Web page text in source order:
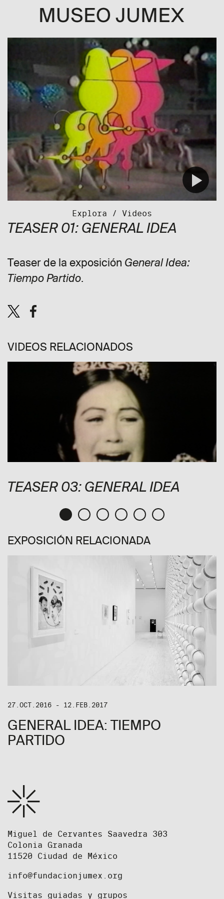
Explora / Videos
TEASER 01: GENERAL IDEA
Teaser de la exposición General Idea:
Tiempo Partido.
VIDEOS RELACIONADOS
TEASER 03: GENERAL IDEA
EXPOSICIÓN RELACIONADA
27.OCT.2016 - 12.FEB.2017
GENERAL IDEA: TIEMPO
PARTIDO
Miguel de Cervantes Saavedra 303
Colonia Granada
11520 Ciudad de México
info@fundacionjumex.org
Visitas guiadas y grupos